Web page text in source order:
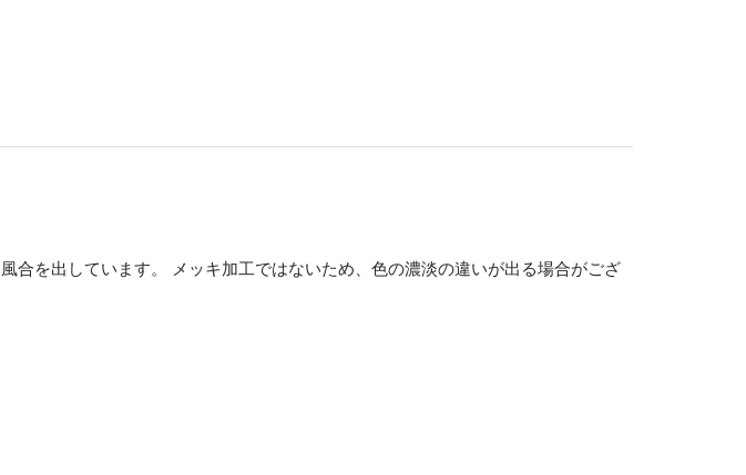
を出しています。 メッキ加工ではないため、色の濃淡の違いが出る場合がござ